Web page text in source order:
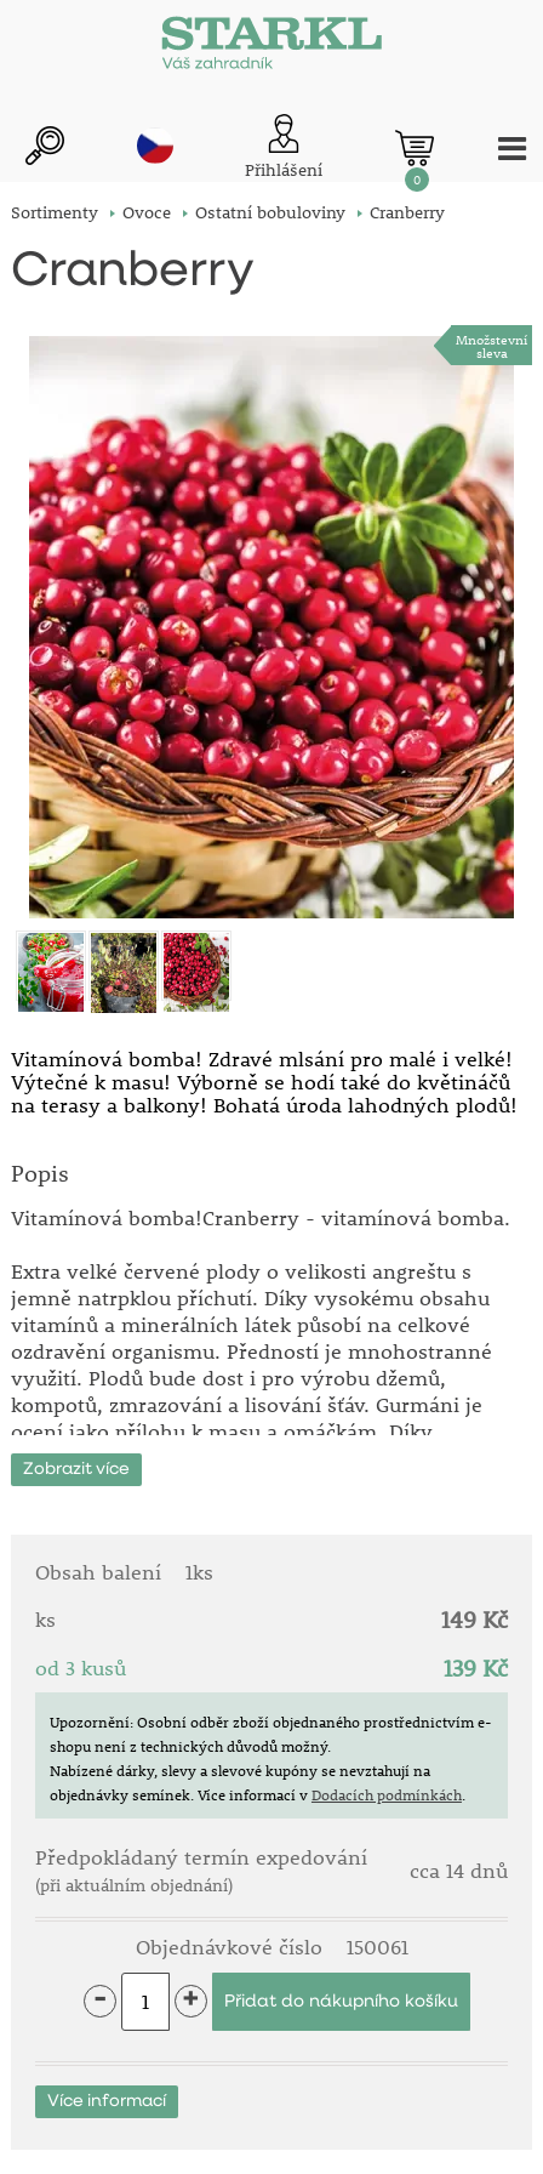
Přihlášení 0
Sortimenty Ovoce Ostatní bobuloviny Cranberry
Cranberry
Množstevní
sleva
Vitamínová bomba! Zdravé mlsání pro malé i velké!
Výtečné k masu! Výborně se hodí také do květináčů
na terasy a balkony! Bohatá úroda lahodných plodů!
Popis
Vitamínová bomba!Cranberry - vitamínová bomba.
Extra velké červené plody o velikosti angreštu s
jemně natrpklou příchutí. Díky vysokému obsahu
vitamínů a minerálních látek působí na celkové
ozdravění organismu. Předností je mnohostranné
využití. Plodů bude dost i pro výrobu džemů,
kompotů, zmrazování a lisování šťáv. Gurmáni je
ocení jako přílohu k masu a omáčkám. Díky
přírodním konzervantům jsou plody dlouho
skladovatelné v lednici.
rychle se rozrůstá ve skvělý koberec. Zasíláme pouze
Doba sklizně: září - říjen.
Prvotřídní delikatesa!
Zdravé mlsání pro malé i velké!
balkony!
Tato vřesovištní půdopokryvná rostlina vyžaduje
prosluněné polohy, kyselé, dobře provzdušněné,
lehké a humózní půdy. Mohou být také rašelinné
těžké a vápenaté půdy jsou nevhodné. Důležitá je
stejnoměrná půdní vlhkost v průběhu celé vegetace.
Zobrazit více
Obsah balení
1ks
ks
149 Kč
od 3 kusů 139 Kč
Upozornění: Osobní odběr zboží objednaného prostřednictvím e-
shopu není z technických důvodů možný.
Nabízené dárky, slevy a slevové kupóny se nevztahují na
objednávky semínek.Více informací vDodacích podmínkách.
Předpokládaný termín expedování
(při aktuálním objednání)
cca 14 dnů
Objednávkové číslo 150061
- +
Více informací